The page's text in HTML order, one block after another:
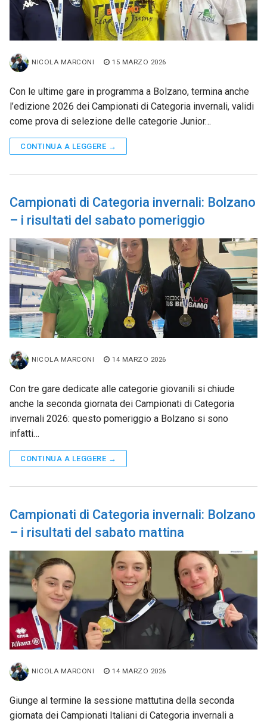
NICOLA MARCONI 15 MARZO 2026
Con le ultime gare in programma a Bolzano, termina anche
l’edizione 2026 dei Campionati di Categoria invernali, validi
come prova di selezione delle categorie Junior…
CONTINUA A LEGGERE →
Campionati di Categoria invernali: Bolzano
– i risultati del sabato pomeriggio
NICOLA MARCONI 14 MARZO 2026
Con tre gare dedicate alle categorie giovanili si chiude
anche la seconda giornata dei Campionati di Categoria
invernali 2026: questo pomeriggio a Bolzano si sono
infatti…
CONTINUA A LEGGERE →
Campionati di Categoria invernali: Bolzano
– i risultati del sabato mattina
NICOLA MARCONI 14 MARZO 2026
Giunge al termine la sessione mattutina della seconda
giornata dei Campionati Italiani di Categoria invernali a